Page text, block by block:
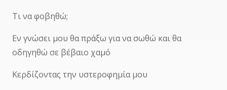
Τι να φοβηθώ;
Εν γνώσει μου θα πράξω για να σωθώ και θα
οδηγηθώ σε βέβαιο χαμό
Κερδίζοντας την υστεροφημία μου